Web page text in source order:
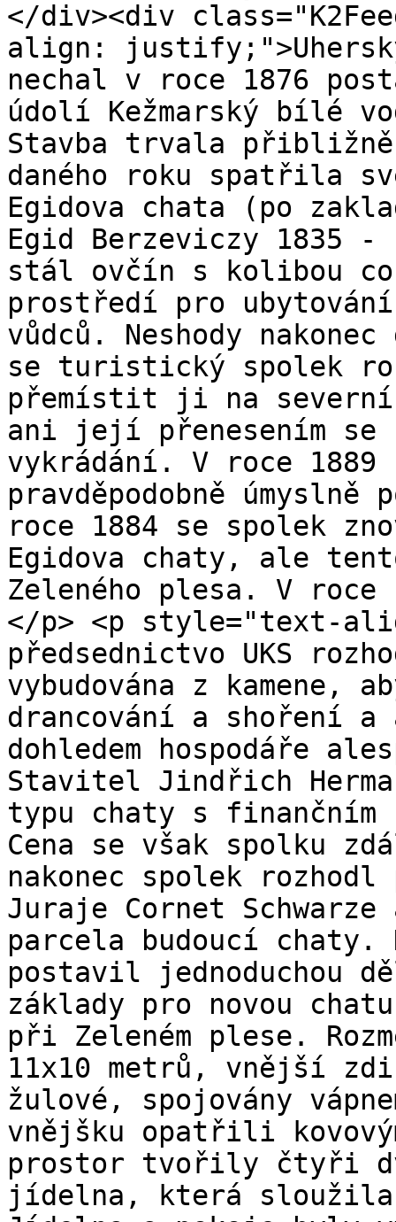
</div><div
align:
nechal v roce 1876
údolí Kežmarský bílé
Stavba trvala
daného roku spatřila
Egidova chata (po
Egid Berzeviczy 1835
stál ovčín s kolibou
prostředí pro
vůdců. Neshody
se turistický spolek
přemístit ji na severní
ani její přenesením se
vykrádání. V roce 1889
pravděpodobně
roce 1884 se spolek
Egidova chaty, ale
Zeleného plesa. V roce
</p> <p style="text-
předsednictvo UKS
vybudována z kamene,
drancování a shoření a
dohledem hospodáře
Stavitel Jindřich
typu chaty s
Cena se však spolku
nakonec spolek
Juraje Cornet
parcela budoucí chaty.
postavil jednoduchou
základy pro novou
při Zeleném plese.
11x10 metrů, vnější
žulové, spojovány
vnějšku opatřili
prostor tvořily čtyři
jídelna, která sloužila